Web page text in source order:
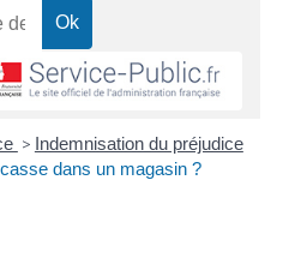
> Indemnisation du préjudice
dans un magasin ?